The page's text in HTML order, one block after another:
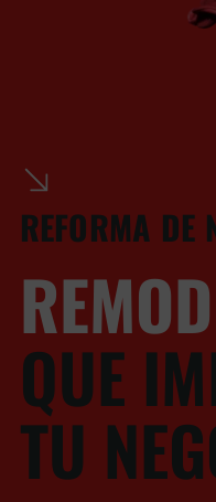
REFORMA DE
QUE
TU